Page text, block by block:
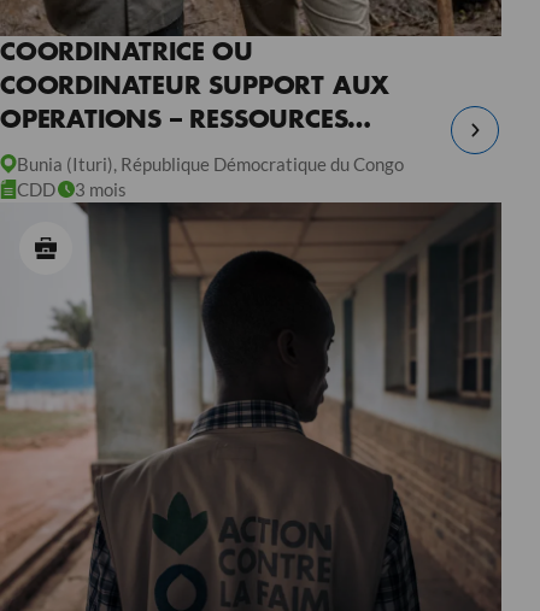
COORDINATRICE OU
COORDINATEUR SUPPORT AUX
OPERATIONS – RESSOURCES
HUMAINES – RDC
Bunia (Ituri), République Démocratique du Congo
CDD
3 mois